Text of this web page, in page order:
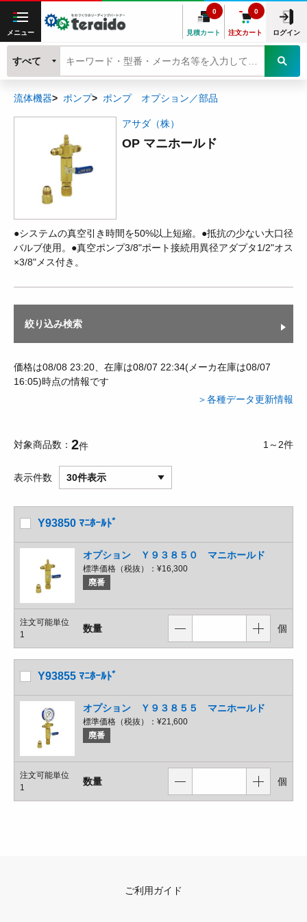
メニュー 見積カート
0
注文カート
0
ログイン
すべて
流体機器 ポンプ ポンプ オプション／部品
アサダ（株）
OP マニホールド
●システムの真空引き時間を50%以上短縮。●抵抗の少ない大口径
バルブ使用。●真空ポンプ3/8"ポート接続用異径アダプタ1/2"オス
×3/8"メス付き。
絞り込み検索
価格は08/08 23:20、在庫は08/07 22:34(メーカ在庫は08/07
16:05)時点の情報です
＞各種データ更新情報
対象商品数 2件 1～2件
表示件数 30件表示
Y93850 ﾏﾆﾎｰﾙﾄﾞ
オプション Ｙ９３８５０ マニホールド
標準価格（税抜）： ¥16,300
廃番
注文可能単位
1
数量 個
Y93855 ﾏﾆﾎｰﾙﾄﾞ
オプション Ｙ９３８５５ マニホールド
標準価格（税抜）： ¥21,600
廃番
注文可能単位
1
数量 個
ご利用ガイド